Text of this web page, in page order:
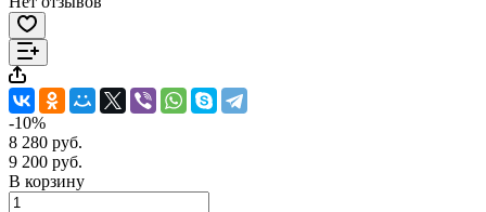
-10%
8 280 руб.
9 200 руб.
В корзину